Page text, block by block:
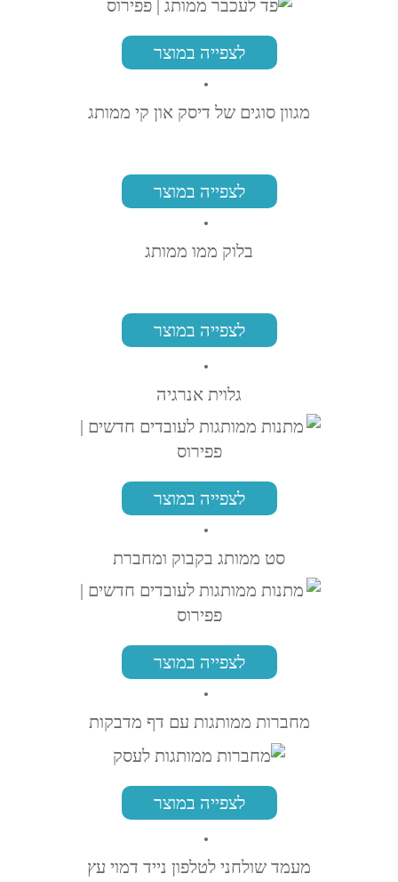
לצפייה במוצר
מגוון סוגים של דיסק און קי ממותג
לצפייה במוצר
בלוק ממו ממותג
לצפייה במוצר
גלוית אנרגיה
לצפייה במוצר
סט ממותג בקבוק ומחברת
לצפייה במוצר
מחברות ממותגות עם דף מדבקות
לצפייה במוצר
מעמד שולחני לטלפון נייד דמוי עץ